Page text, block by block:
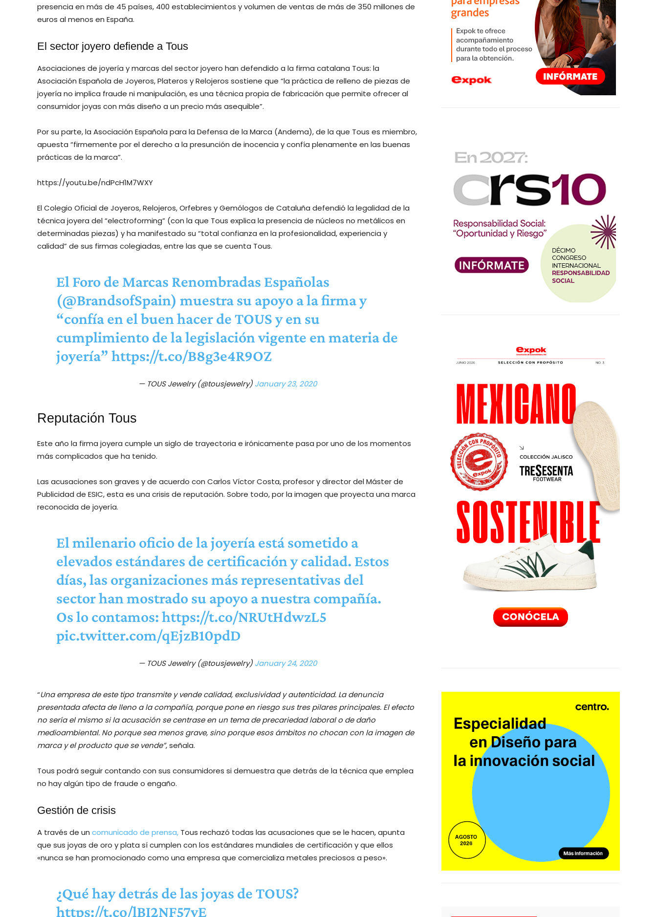
presencia en más de 45 países, 400 establecimientos y volumen de ventas de más de 350 millones de
euros al menos en España.
El sector joyero defiende a Tous
Asociaciones de joyería y marcas del sector joyero han defendido a la firma catalana Tous: la
Asociación Española de Joyeros, Plateros y Relojeros sostiene que “la práctica de relleno de piezas de
joyería no implica fraude ni manipulación, es una técnica propia de fabricación que permite ofrecer al
consumidor joyas con más diseño a un precio más asequible”.
Por su parte, la Asociación Española para la Defensa de la Marca (Andema), de la que Tous es miembro,
apuesta “firmemente por el derecho a la presunción de inocencia y confía plenamente en las buenas
prácticas de la marca”.
https://youtu.be/ndPcH1M7WXY
El Colegio Oficial de Joyeros, Relojeros, Orfebres y Gemólogos de Cataluña defendió la legalidad de la
técnica joyera del “electroforming” (con la que Tous explica la presencia de núcleos no metálicos en
determinadas piezas) y ha manifestado su “total confianza en la profesionalidad, experiencia y
calidad” de sus firmas colegiadas, entre las que se cuenta Tous.
El Foro de Marcas Renombradas Españolas
(@BrandsofSpain) muestra su apoyo a la firma y
“confía en el buen hacer de TOUS y en su
cumplimiento de la legislación vigente en materia de
joyería” https://t.co/B8g3e4R9OZ
— TOUS Jewelry (@tousjewelry) January 23, 2020
Reputación Tous
Este año la firma joyera cumple un siglo de trayectoria e irónicamente pasa por uno de los momentos
más complicados que ha tenido.
Las acusaciones son graves y de acuerdo con Carlos Víctor Costa, profesor y director del Máster de
Publicidad de ESIC, esta es una crisis de reputación. Sobre todo, por la imagen que proyecta una marca
reconocida de joyería.
El milenario oficio de la joyería está sometido a
elevados estándares de certificación y calidad. Estos
días, las organizaciones más representativas del
sector han mostrado su apoyo a nuestra compañía.
Os lo contamos:https://t.co/NRUtHdwzL5
pic.twitter.com/qEjzB10pdD
— TOUS Jewelry (@tousjewelry) January 24, 2020
“Una empresa de este tipo transmite y vende calidad, exclusividad y autenticidad. La denuncia
presentada afecta de lleno a la compañía, porque pone en riesgo sus tres pilares principales. El efecto
no sería el mismo si la acusación se centrase en un tema de precariedad laboral o de daño
medioambiental. No porque sea menos grave, sino porque esos ámbitos no chocan con la imagen de
marca y el producto que se vende”, señala.
Tous podrá seguir contando con sus consumidores si demuestra que detrás de la técnica que emplea
no hay algún tipo de fraude o engaño.
Gestión de crisis
A través de un comunicado de prensa, Tous rechazó todas las acusaciones que se le hacen, apunta
que sus joyas de oro y plata sí cumplen con los estándares mundiales de certificación y que ellos
«nunca se han promocionado como una empresa que comercializa metales preciosos a peso».
¿Qué hay detrás de las joyas de TOUS?
https://t.co/lBI2NF57yE